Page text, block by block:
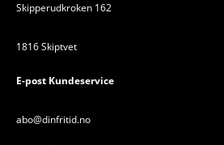
Skipperudkroken 162
1816 Skiptvet
E-post Kundeservice
abo@dinfritid.no